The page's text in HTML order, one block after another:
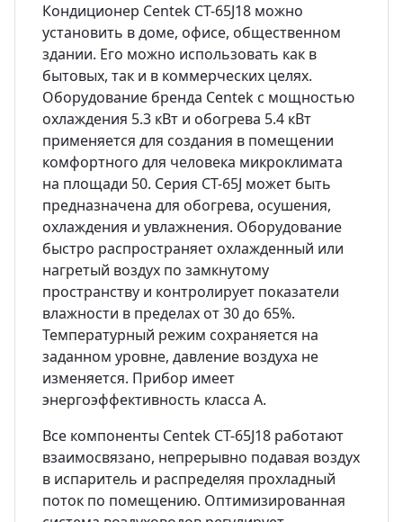
Кондиционер Centek CT-65J18 можно
установить в доме, офисе, общественном
здании. Его можно использовать как в
бытовых, так и в коммерческих целях.
Оборудование бренда Centek с мощностью
охлаждения 5.3 кВт и обогрева 5.4 кВт
применяется для создания в помещении
комфортного для человека микроклимата
на площади 50. Серия CT-65J может быть
предназначена для обогрева, осушения,
охлаждения и увлажнения. Оборудование
быстро распространяет охлажденный или
нагретый воздух по замкнутому
пространству и контролирует показатели
влажности в пределах от 30 до 65%.
Температурный режим сохраняется на
заданном уровне, давление воздуха не
изменяется. Прибор имеет
энергоэффективность класса A.
Все компоненты Centek CT-65J18 работают
взаимосвязано, непрерывно подавая воздух
в испаритель и распределяя прохладный
поток по помещению. Оптимизированная